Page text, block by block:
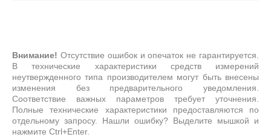
Внимание! Отсутствие ошибок и опечаток не гарантируется.
В технические характеристики средств измерений
неутвержденного типа производителем могут быть внесены
изменения без предварительного уведомления.
Соответствие важных параметров требует уточнения.
Полные технические характеристики предоставляются по
отдельному запросу. Нашли ошибку? Выделите мышкой и
нажмите Ctrl+Enter.